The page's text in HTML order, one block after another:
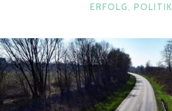
KATEGORIEN
ERFOLG, POLITIK